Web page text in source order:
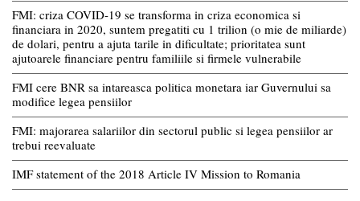
FMI: criza COVID-19 se transforma in criza economica si
financiara in 2020, suntem pregatiti cu 1 trilion (o mie de miliarde)
de dolari, pentru a ajuta tarile in dificultate; prioritatea sunt
ajutoarele financiare pentru familiile si firmele vulnerabile
FMI cere BNR sa intareasca politica monetara iar Guvernului sa
modifice legea pensiilor
FMI: majorarea salariilor din sectorul public si legea pensiilor ar
trebui reevaluate
IMF statement of the 2018 Article IV Mission to Romania